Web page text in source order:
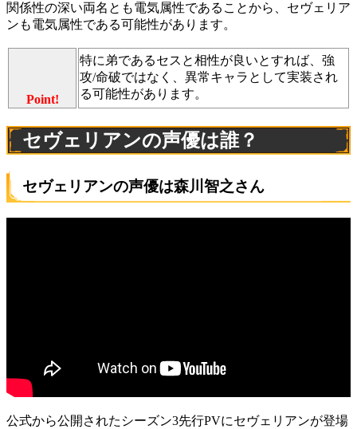
関係性の深い両名とも電気属性であることから、セヴェリア
ンも電気属性である可能性があります。
Point!
特に弟であるセスと相性が良いとすれば、強
攻/命破ではなく、異常キャラとして実装され
る可能性があります。
セヴェリアンの声優は誰？
セヴェリアンの声優は森川智之さん
公式から公開されたシーズン3先行PVにセヴェリアンが登場